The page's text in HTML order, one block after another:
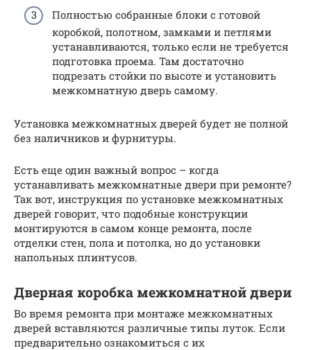
Полностью собранные блоки с готовой
коробкой, полотном, замками и петлями
устанавливаются, только если не требуется
подготовка проема. Там достаточно
подрезать стойки по высоте и установить
межкомнатную дверь самому.
Установка межкомнатных дверей будет не полной
без наличников и фурнитуры.
Есть еще один важный вопрос – когда
устанавливать межкомнатные двери при ремонте?
Так вот, инструкция по установке межкомнатных
дверей говорит, что подобные конструкции
монтируются в самом конце ремонта, после
отделки стен, пола и потолка, но до установки
напольных плинтусов.
Дверная коробка межкомнатной двери
Во время ремонта при монтаже межкомнатных
дверей вставляются различные типы луток. Если
предварительно ознакомиться с их